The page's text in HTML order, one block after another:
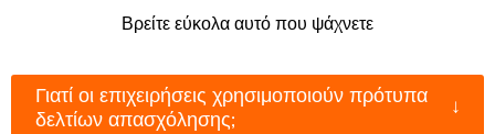
Βρείτε εύκολα αυτό που ψάχνετε
Γιατί οι επιχειρήσεις χρησιμοποιούν πρότυπα
δελτίων απασχόλησης;
↓